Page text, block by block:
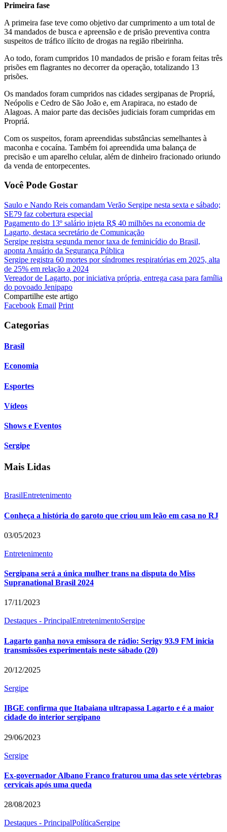
Primeira fase
A primeira fase teve como objetivo dar cumprimento a um total de
34 mandados de busca e apreensão e de prisão preventiva contra
suspeitos de tráfico ilícito de drogas na região ribeirinha.
Ao todo, foram cumpridos 10 mandados de prisão e foram feitas três
prisões em flagrantes no decorrer da operação, totalizando 13
prisões.
Os mandados foram cumpridos nas cidades sergipanas de Propriá,
Neópolis e Cedro de São João e, em Arapiraca, no estado de
Alagoas. A maior parte das decisões judiciais foram cumpridas em
Propriá.
Com os suspeitos, foram apreendidas substâncias semelhantes à
maconha e cocaína. Também foi apreendida uma balança de
precisão e um aparelho celular, além de dinheiro fracionado oriundo
da venda de entorpecentes.
Você Pode Gostar
Saulo e Nando Reis comandam Verão Sergipe nesta sexta e sábado;
SE79 faz cobertura especial
Pagamento do 13º salário injeta R$ 40 milhões na economia de
Lagarto, destaca secretário de Comunicação
Sergipe registra segunda menor taxa de feminicídio do Brasil,
aponta Anuário da Segurança Pública
Sergipe registra 60 mortes por síndromes respiratórias em 2025, alta
de 25% em relação a 2024
Vereador de Lagarto, por iniciativa própria, entrega casa para família
do povoado Jenipapo
Compartilhe este artigo
Facebook Email Print
Categorias
Brasil
Economia
Esportes
Vídeos
Shows e Eventos
Sergipe
Mais Lidas
BrasilEntretenimento
Conheça a história do garoto que criou um leão em casa no RJ
03/05/2023
Entretenimento
Sergipana será a única mulher trans na disputa do Miss
Supranational Brasil 2024
17/11/2023
Destaques - PrincipalEntretenimentoSergipe
Lagarto ganha nova emissora de rádio: Serigy 93.9 FM inicia
transmissões experimentais neste sábado (20)
20/12/2025
Sergipe
IBGE confirma que Itabaiana ultrapassa Lagarto e é a maior
cidade do interior sergipano
29/06/2023
Sergipe
Ex-governador Albano Franco fraturou uma das sete vértebras
cervicais após uma queda
28/08/2023
Destaques - PrincipalPolíticaSergipe